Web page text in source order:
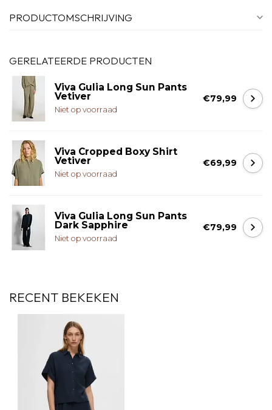
PRODUCTOMSCHRIJVING
GERELATEERDE PRODUCTEN
Viva Gulia Long Sun Pants
Vetiver
Niet op voorraad
€79,99
Viva Cropped Boxy Shirt
Vetiver
Niet op voorraad
€69,99
Viva Gulia Long Sun Pants
Dark Sapphire
Niet op voorraad
€79,99
RECENT BEKEKEN